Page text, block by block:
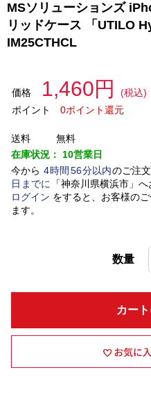
MSソリューションズ
リッドケース 「UTILO
IM25CTHCL
価格 1,460円
(税込)
ポイント
0ポイント還元
送料
無料
在庫状況： 10営業日
今から 4時間 56分以内のご注
日 までに 「神奈川県横浜市」 へ
ログイン をすると、お客様の
ます。
数量
カー